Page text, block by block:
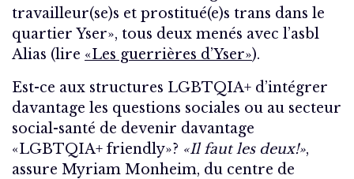
travailleur(se)s et prostitué(e)s trans dans le
quartier Yser», tous deux menés avec l’asbl
Alias (lire «Les guerrières d’Yser»).
Est-ce aux structures LGBTQIA+ d’intégrer
davantage les questions sociales ou au secteur
social-santé de devenir davantage
«LGBTQIA+ friendly»? «Il faut les deux!»,
assure Myriam Monheim, du centre de